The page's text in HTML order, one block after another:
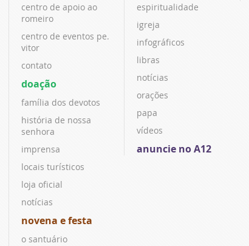
centro de apoio ao
romeiro
centro de eventos pe.
vitor
contato
doação
família dos devotos
história de nossa
senhora
imprensa
locais turísticos
loja oficial
notícias
novena e festa
o santuário
espiritualidade
igreja
infográficos
libras
notícias
orações
papa
vídeos
anuncie no A12